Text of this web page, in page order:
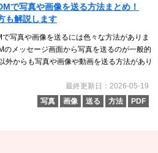
で写真や画像を送る方法まとめ！
も解説します
で写真や画像を送るには色々な方法がありま
のメッセージ画面から写真を送るのが一般的
外からも写真や画像や動画を送る方法があり
最終更新日：2026-05-19
写真
画像 送る 方法 PDF